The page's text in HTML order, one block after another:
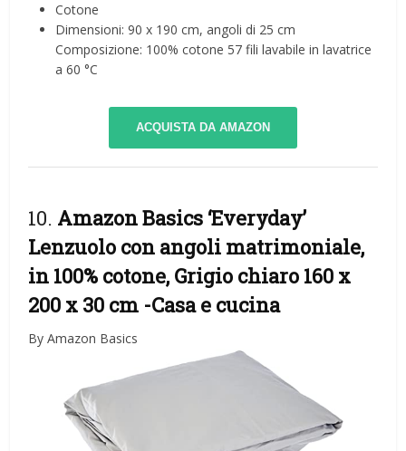
Cotone
Dimensioni: 90 x 190 cm, angoli di 25 cm
Composizione: 100% cotone 57 fili lavabile in lavatrice
a 60 °C
ACQUISTA DA AMAZON
10. Amazon Basics ‘Everyday’
Lenzuolo con angoli matrimoniale,
in 100% cotone, Grigio chiaro 160 x
200 x 30 cm -Casa e cucina
By Amazon Basics